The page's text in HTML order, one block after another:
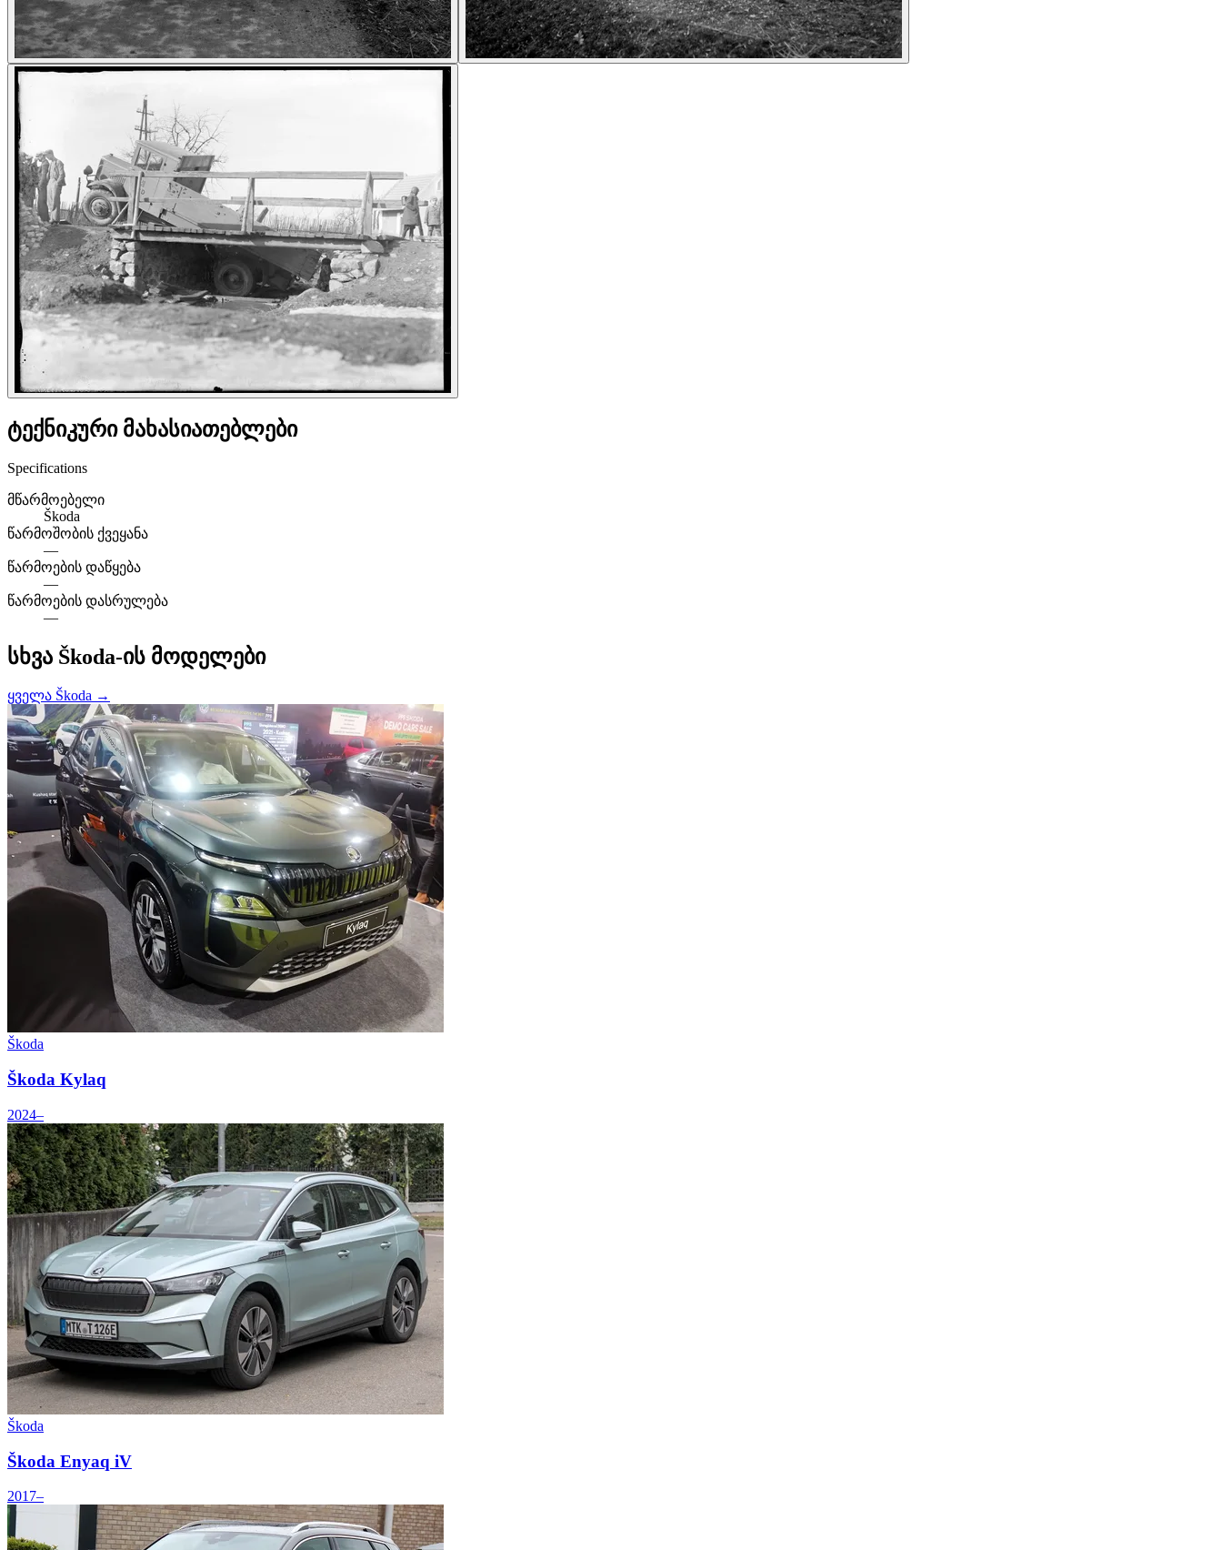
ტექნიკური მახასიათებლები
Specifications
მწარმოებელი
Škoda
წარმოშობის ქვეყანა
—
წარმოების დაწყება
—
წარმოების დასრულება
—
სხვა Škoda-ის მოდელები
ყველა Škoda →
Škoda
Škoda Kylaq
2024–
Škoda
Škoda Enyaq iV
2017–